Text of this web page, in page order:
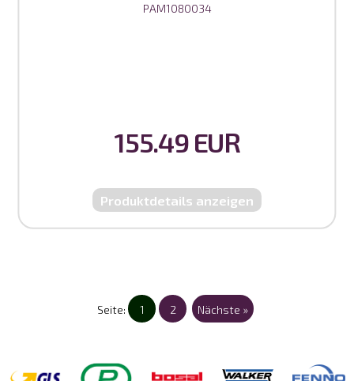
PAM1080034
155.49 EUR
Produktdetails anzeigen
Seite: 1 2 Nächste »